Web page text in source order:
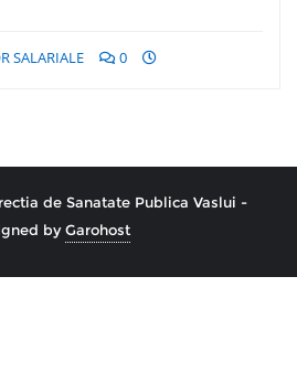
SALARIALE 0
de Sanatate Publica Vaslui -
byGarohost